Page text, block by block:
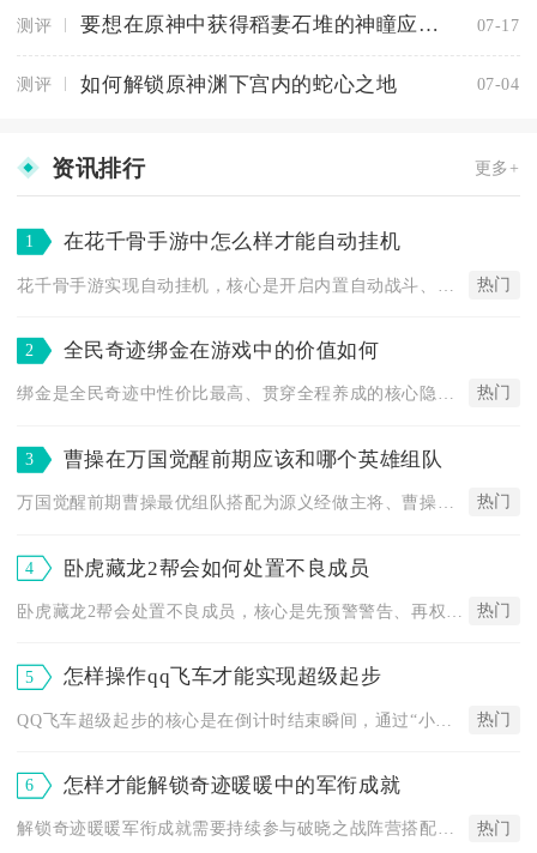
测评 要想在原神中获得稻妻石堆的神瞳应该怎么做 07-17
测评 如何解锁原神渊下宫内的蛇心之地 07-04
资讯排行 更多+
1 在花千骨手游中怎么样才能自动挂机
热门
2 全民奇迹绑金在游戏中的价值如何
绑金是全民奇迹中性价比最高、贯穿全程养成的核心隐性资源，前期... 热门
3 曹操在万国觉醒前期应该和哪个英雄组队
热门
4 卧虎藏龙2帮会如何处置不良成员
热门
5 怎样操作qq飞车才能实现超级起步
热门
6 怎样才能解锁奇迹暖暖中的军衔成就
解锁奇迹暖暖军衔成就需要持续参与破晓之战阵营搭配战，积累军功... 热门